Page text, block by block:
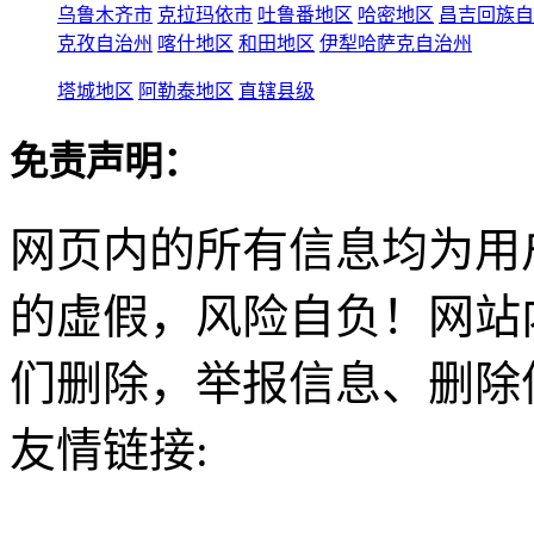
乌鲁木齐市 克拉玛依市 吐鲁番地区 哈密地区 昌吉回族
克孜自治州 喀什地区 和田地区 伊犁哈萨克自治州
塔城地区 阿勒泰地区 直辖县级
免责声明：
网页内的所有信息均为
的虚假，风险自负！网
们删除，举报信息、删
友情链接: